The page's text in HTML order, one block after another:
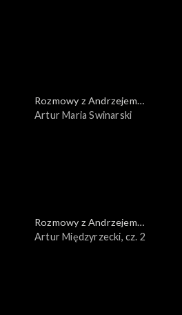
Rozmowy z Andrzejem
Doboszem
Artur Maria Swinarski
Rozmowy z Andrzejem
Doboszem
Artur Międzyrzecki, cz. 2